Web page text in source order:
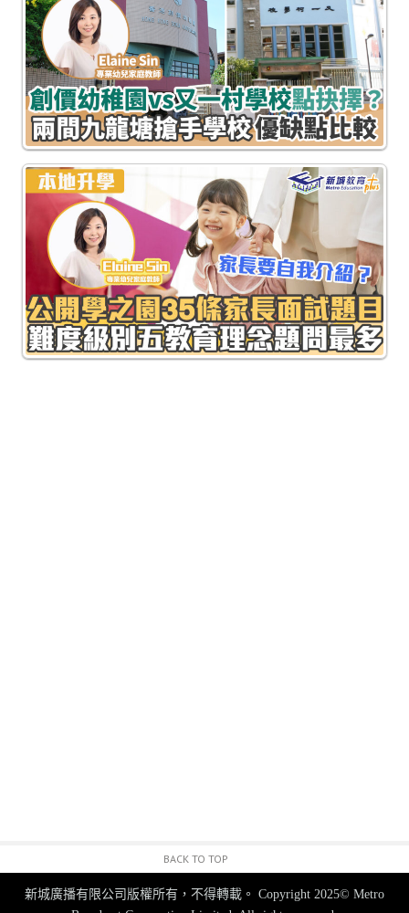
BACK TO TOP
新城廣播有限公司版權所有，不得轉載。 Copyright 2025© Metro